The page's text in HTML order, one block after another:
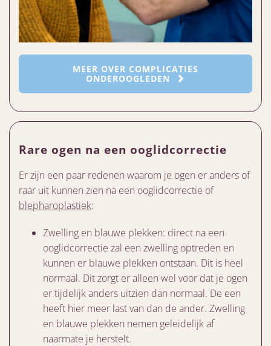
MEER OVER COMPLICATIES
ONDEROOGLEDEN
Rare ogen na een ooglidcorrectie
Er zijn een paar redenen waarom je ogen er anders of
raar uit kunnen zien na een ooglidcorrectie of
blepharoplastiek:
Zwelling en blauwe plekken: direct na een
ooglidcorrectie zal een zwelling optreden en
kunnen er blauwe plekken ontstaan. Dit is heel
normaal. Dit zorgt er alleen wel voor dat je ogen
er tijdelijk anders uitzien dan normaal. De een
heeft hier meer last van dan de ander. Zwelling
en blauwe plekken nemen geleidelijk af
naarmate je herstelt.